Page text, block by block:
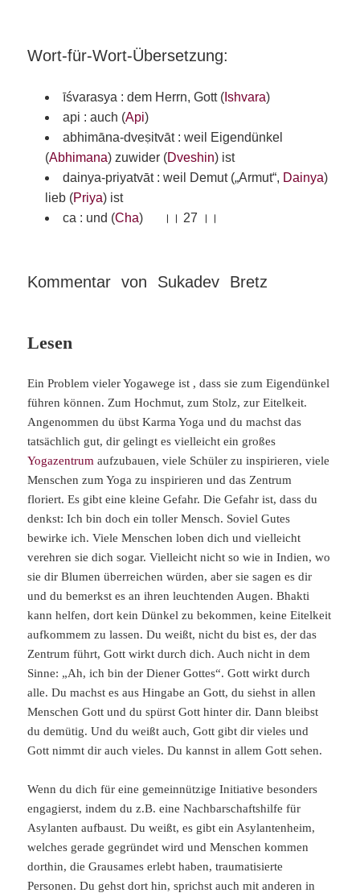
Wort-für-Wort-Übersetzung:
īśvarasya : dem Herrn, Gott (Ishvara)
api : auch (Api)
abhimāna-dveṣitvāt : weil Eigendünkel
(Abhimana) zuwider (Dveshin) ist
dainya-priyatvāt : weil Demut („Armut“, Dainya)
lieb (Priya) ist
ca : und (Cha) ।। 27 ।।
Kommentar von Sukadev Bretz
Lesen
Ein Problem vieler Yogawege ist , dass sie zum Eigendünkel
führen können. Zum Hochmut, zum Stolz, zur Eitelkeit.
Angenommen du übst Karma Yoga und du machst das
tatsächlich gut, dir gelingt es vielleicht ein großes
Yogazentrum aufzubauen, viele Schüler zu inspirieren, viele
Menschen zum Yoga zu inspirieren und das Zentrum
floriert. Es gibt eine kleine Gefahr. Die Gefahr ist, dass du
denkst: Ich bin doch ein toller Mensch. Soviel Gutes
bewirke ich. Viele Menschen loben dich und vielleicht
verehren sie dich sogar. Vielleicht nicht so wie in Indien, wo
sie dir Blumen überreichen würden, aber sie sagen es dir
und du bemerkst es an ihren leuchtenden Augen. Bhakti
kann helfen, dort kein Dünkel zu bekommen, keine Eitelkeit
aufkommem zu lassen. Du weißt, nicht du bist es, der das
Zentrum führt, Gott wirkt durch dich. Auch nicht in dem
Sinne: „Ah, ich bin der Diener Gottes“. Gott wirkt durch
alle. Du machst es aus Hingabe an Gott, du siehst in allen
Menschen Gott und du spürst Gott hinter dir. Dann bleibst
du demütig. Und du weißt auch, Gott gibt dir vieles und
Gott nimmt dir auch vieles. Du kannst in allem Gott sehen.
Wenn du dich für eine gemeinnützige Initiative besonders
engagierst, indem du z.B. eine Nachbarschaftshilfe für
Asylanten aufbaust. Du weißt, es gibt ein Asylantenheim,
welches gerade gegründet wird und Menschen kommen
dorthin, die Grausames erlebt haben, traumatisierte
Personen. Du gehst dort hin, sprichst auch mit anderen in